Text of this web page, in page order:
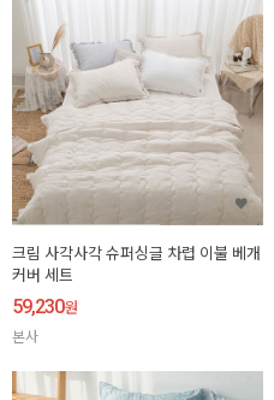
크림 사각사각 슈퍼싱글 차렵 이불 베개
커버 세트
59,230원
본사